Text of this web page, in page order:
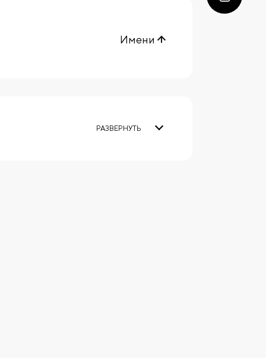
РАЗВЕРНУТЬ
Имени